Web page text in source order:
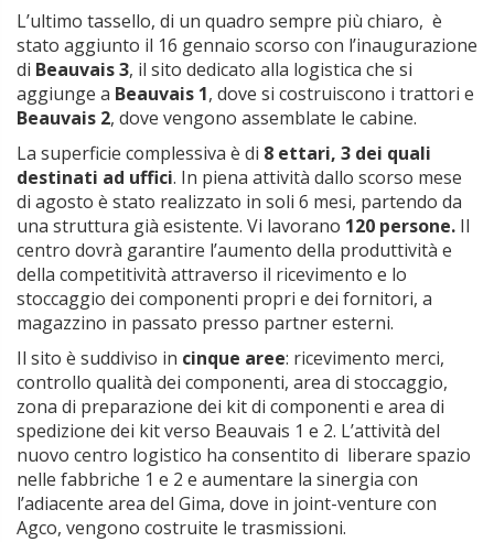
L’ultimo tassello, di un quadro sempre più chiaro, è
stato aggiunto il 16 gennaio scorso con l’inaugurazione
di Beauvais 3, il sito dedicato alla logistica che si
aggiunge a Beauvais 1, dove si costruiscono i trattori e
Beauvais 2, dove vengono assemblate le cabine.
La superficie complessiva è di 8 ettari, 3 dei quali
destinati ad uffici. In piena attività dallo scorso mese
di agosto è stato realizzato in soli 6 mesi, partendo da
una struttura già esistente. Vi lavorano 120 persone. Il
centro dovrà garantire l’aumento della produttività e
della competitività attraverso il ricevimento e lo
stoccaggio dei componenti propri e dei fornitori, a
magazzino in passato presso partner esterni.
Il sito è suddiviso in cinque aree: ricevimento merci,
controllo qualità dei componenti, area di stoccaggio,
zona di preparazione dei kit di componenti e area di
spedizione dei kit verso Beauvais 1 e 2. L’attività del
nuovo centro logistico ha consentito di liberare spazio
nelle fabbriche 1 e 2 e aumentare la sinergia con
l’adiacente area del Gima, dove in joint-venture con
Agco, vengono costruite le trasmissioni.